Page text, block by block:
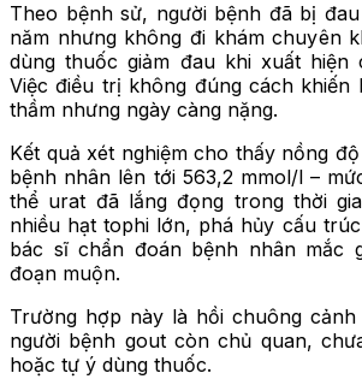
Theo bệnh sử, người bệnh đã bị
năm nhưng không đi khám chuyên
dùng thuốc giảm đau khi xuất hiện
Việc điều trị không đúng cách khiến
thầm nhưng ngày càng nặng.
Kết quả xét nghiệm cho thấy nồng
bệnh nhân lên tới 563,2 mmol/l –
thể urat đã lắng đọng trong thời
nhiều hạt tophi lớn, phá hủy cấu
bác sĩ chẩn đoán bệnh nhân mắc
đoạn muộn.
Trường hợp này là hồi chuông
người bệnh gout còn chủ quan,
hoặc tự ý dùng thuốc.